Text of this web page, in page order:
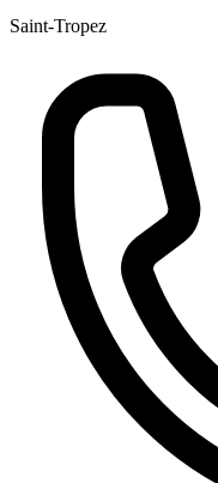
Saint-Tropez